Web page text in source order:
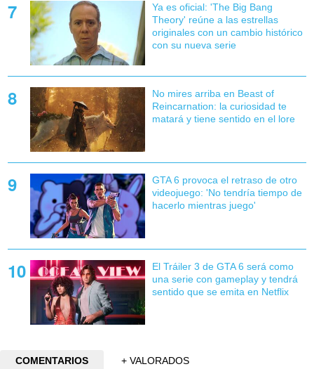
Ya es oficial: 'The Big Bang
Theory' reúne a las estrellas
originales con un cambio histórico
con su nueva serie
No mires arriba en Beast of
Reincarnation: la curiosidad te
matará y tiene sentido en el lore
GTA 6 provoca el retraso de otro
videojuego: 'No tendría tiempo de
hacerlo mientras juego'
El Tráiler 3 de GTA 6 será como
una serie con gameplay y tendrá
sentido que se emita en Netflix
COMENTARIOS
+ VALORADOS